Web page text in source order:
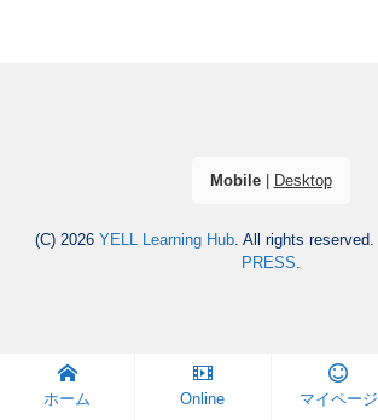
ホーム Online マイページ
Mobile| Desktop
(C) 2026 YELL Learning Hub . All rights reserved.
PRESS